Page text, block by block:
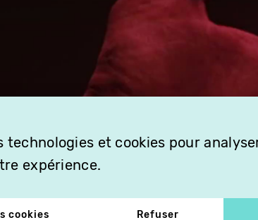
technologies et cookies pour
expérience.
cookies Refuser